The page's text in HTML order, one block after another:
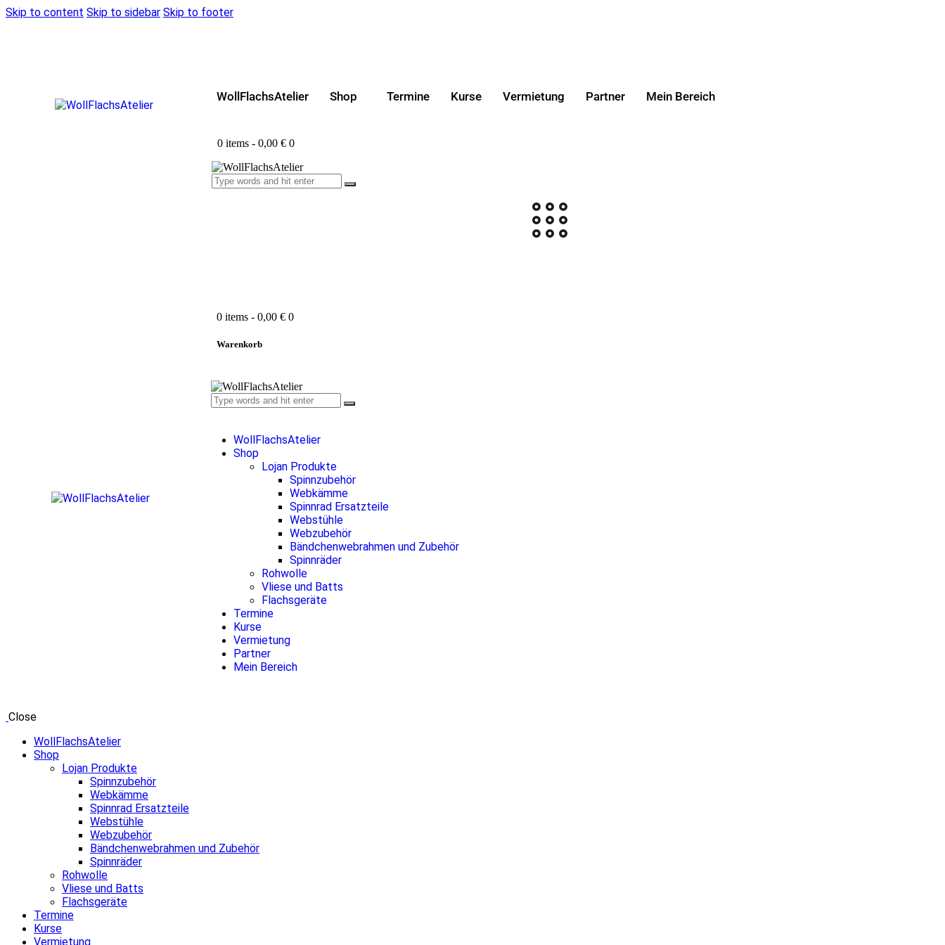
Skip to content Skip to sidebar Skip to footer
WollFlachsAtelier Shop Termine Kurse Vermietung Partner Mein Bereich
0 items - 0,00 € 0
0 items -0,00 € 0
Warenkorb
WollFlachsAtelier
Shop
Lojan Produkte
Spinnzubehör
Webkämme
Spinnrad Ersatzteile
Webstühle
Webzubehör
Bändchenwebrahmen und Zubehör
Spinnräder
Rohwolle
Vliese und Batts
Flachsgeräte
Termine
Kurse
Vermietung
Partner
Mein Bereich
Close
WollFlachsAtelier
Shop
Lojan Produkte
Spinnzubehör
Webkämme
Spinnrad Ersatzteile
Webstühle
Webzubehör
Bändchenwebrahmen und Zubehör
Spinnräder
Rohwolle
Vliese und Batts
Flachsgeräte
Termine
Kurse
Vermietung